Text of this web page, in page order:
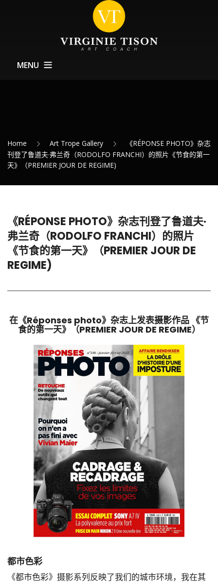
MENU
Expositions – 展览
最新消息
Home Art Trope Gallery
《RÉPONSE PHOTO》杂志
刊登了鲁道夫·弗兰奇（RODOLFO FRANCHI）的照片《节食的第一
天》（PREMIER JOUR DE REGIME)
《RÉPONSE PHOTO》杂志刊登了鲁道夫·
弗兰奇（RODOLFO FRANCHI）的照片
《节食的第一天》（PREMIER JOUR DE
REGIME)
在《Réponses photo》杂志上发表摄影作品 《节
食的第一天》（PREMIER JOUR DE REGIME）
都市色彩
《都市色彩》摄影系列反映了我们的城市环境，我在其